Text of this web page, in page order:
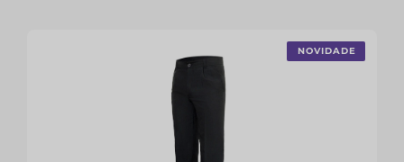
NOVIDADE